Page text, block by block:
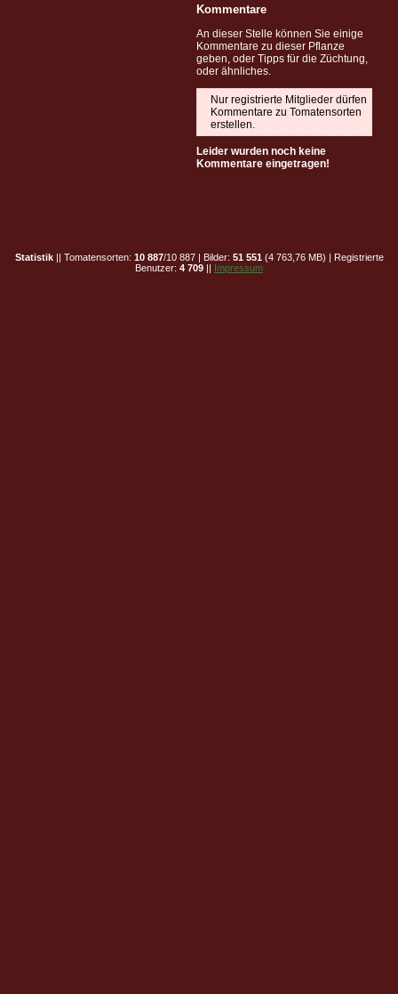
Kommentare
An dieser Stelle können Sie einige
Kommentare zu dieser Pflanze
geben, oder Tipps für die Züchtung,
oder ähnliches.
Nur registrierte Mitglieder dürfen
Kommentare zu Tomatensorten
erstellen.
Leider wurden noch keine
Kommentare eingetragen!
Statistik|| Tomatensorten: 10 887/10 887 | Bilder: 51 551 (4 763,76 MB) | Registrierte
Benutzer: 4 709 || Impressum